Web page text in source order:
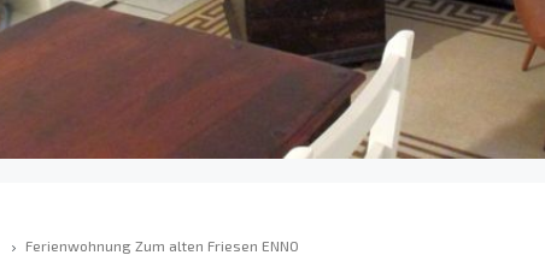
Ferienwohnung Zum alten Friesen ENNO